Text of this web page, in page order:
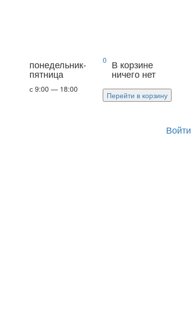
понедельник-
пятница
с 9:00 — 18:00
0 В корзине
ничего нет
Перейти в корзину
Войти